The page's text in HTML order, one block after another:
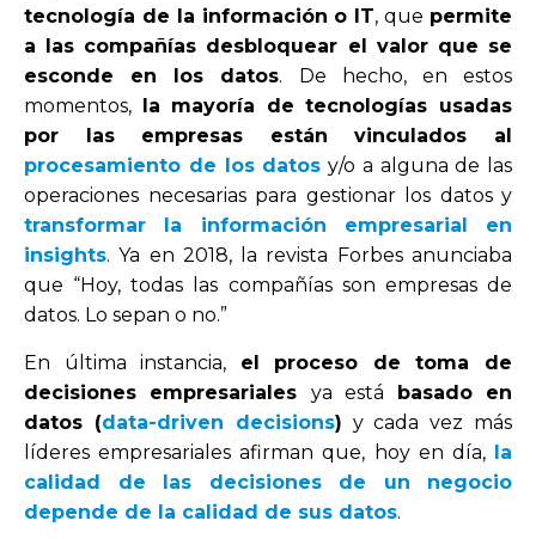
tecnología de la información o IT, que permite
a las compañías desbloquear el valor que se
esconde en los datos. De hecho, en estos
momentos,
la mayoría de tecnologías usadas
por las empresas están vinculados al
procesamiento de los datos y/o a alguna de las
operaciones necesarias para gestionar los datos y
transformar la información empresarial en
insights.Ya en 2018, la revista Forbes anunciaba
que “Hoy, todas las compañías son empresas de
datos. Lo sepan o no.”
En última instancia, el proceso de toma de
decisiones empresariales ya está
basado en
datos (data-driven decisions) y cada vez más
líderes empresariales afirman que, hoy en día,
la
calidad de las decisiones de un negocio
depende de la calidad de sus datos.